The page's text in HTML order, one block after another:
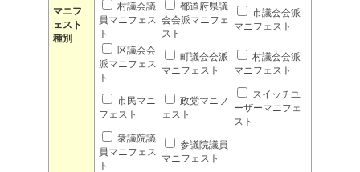
マニフ
ェスト
種別
村議会議
員マニフェス
ト
都道府県議
会会派マニフェ
スト
市議会会派
マニフェスト
区議会会
派マニフェス
ト
町議会会派
マニフェスト
村議会会派
マニフェスト
市民マニ
フェスト
政党マニフ
ェスト
スイッチユ
ーザーマニフェ
スト
衆議院議
員マニフェス
ト
参議院議員
マニフェスト